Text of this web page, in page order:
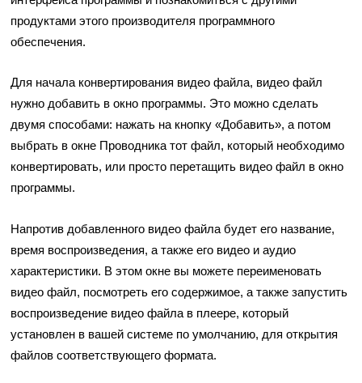
продуктами этого производителя программного
обеспечения.
Для начала конвертирования видео файла, видео файл
нужно добавить в окно программы. Это можно сделать
двумя способами: нажать на кнопку «Добавить», а потом
выбрать в окне Проводника тот файл, который необходимо
конвертировать, или просто перетащить видео файл в окно
программы.
Напротив добавленного видео файла будет его название,
время воспроизведения, а также его видео и аудио
характеристики. В этом окне вы можете переименовать
видео файл, посмотреть его содержимое, а также запустить
воспроизведение видео файла в плеере, который
установлен в вашей системе по умолчанию, для открытия
файлов соответствующего формата.